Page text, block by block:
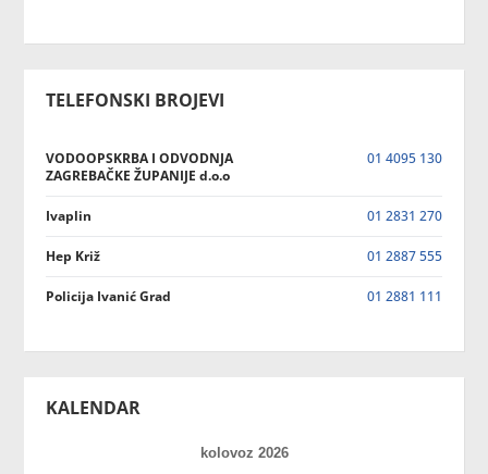
TELEFONSKI BROJEVI
VODOOPSKRBA I ODVODNJA
ZAGREBAČKE ŽUPANIJE d.o.o
01 4095 130
Ivaplin 01 2831 270
Hep Križ 01 2887 555
Policija Ivanić Grad 01 2881 111
KALENDAR
kolovoz 2026